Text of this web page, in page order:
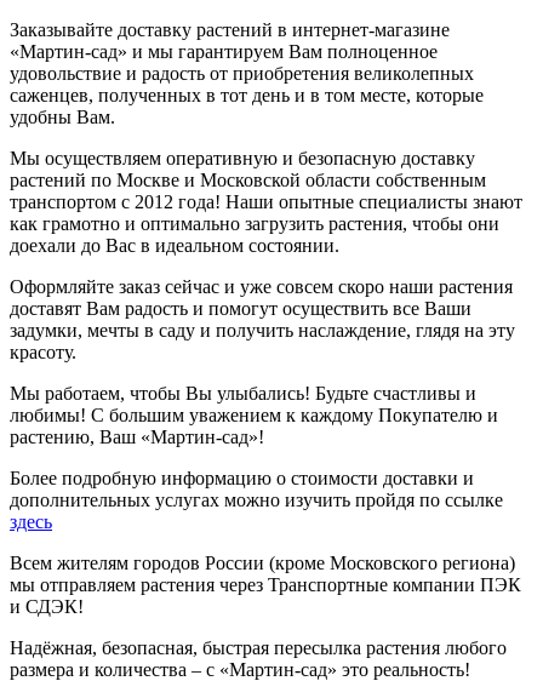
Заказывайте доставку растений в интернет-магазине
«Мартин-сад» и мы гарантируем Вам полноценное
удовольствие и радость от приобретения великолепных
саженцев, полученных в тот день и в том месте, которые
удобны Вам.
Мы осуществляем оперативную и безопасную доставку
растений по Москве и Московской области собственным
транспортом с 2012 года! Наши опытные специалисты знают
как грамотно и оптимально загрузить растения, чтобы они
доехали до Вас в идеальном состоянии.
Оформляйте заказ сейчас и уже совсем скоро наши растения
доставят Вам радость и помогут осуществить все Ваши
задумки, мечты в саду и получить наслаждение, глядя на эту
красоту.
Мы работаем, чтобы Вы улыбались! Будьте счастливы и
любимы! С большим уважением к каждому Покупателю и
растению, Ваш «Мартин-сад»!
Более подробную информацию о стоимости доставки и
дополнительных услугах можно изучить пройдя по ссылке
здесь
Всем жителям городов России (кроме Московского региона)
мы отправляем растения через Транспортные компании ПЭК
и СДЭК!
Надёжная, безопасная, быстрая пересылка растения любого
размера и количества – с «Мартин-сад» это реальность!